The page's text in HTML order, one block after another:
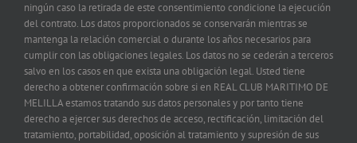
ningún caso la retirada de este consentimiento condicione la ejecución
del contrato. Los datos proporcionados se conservarán mientras se
mantenga la relación comercial o durante los años necesarios para
cumplir con las obligaciones legales. Los datos no se cederán a terceros
salvo en los casos en que exista una obligación legal. Usted tiene
derecho a obtener confirmación sobre si en REAL CLUB MARITIMO DE
MELILLA estamos tratando sus datos personales y por tanto tiene
derecho a ejercer sus derechos de acceso, rectificación, limitación del
tratamiento, portabilidad, oposición al tratamiento y supresión de sus